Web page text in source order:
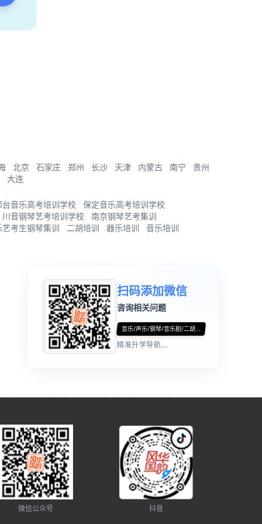
北京 石家庄 郑州 长沙 天津 内蒙古 南宁
贵州
大连
台音乐高考培训学校
保定音乐高考培训学校
川音钢琴艺考培训学校
南京钢琴艺考集训
艺考生钢琴集训 二胡培训 器乐培训
音乐培训
扫码添加微信
咨询相关问题
音乐/声乐/钢琴/音乐剧/二胡...
精准升学导航...
微信公众号 抖音